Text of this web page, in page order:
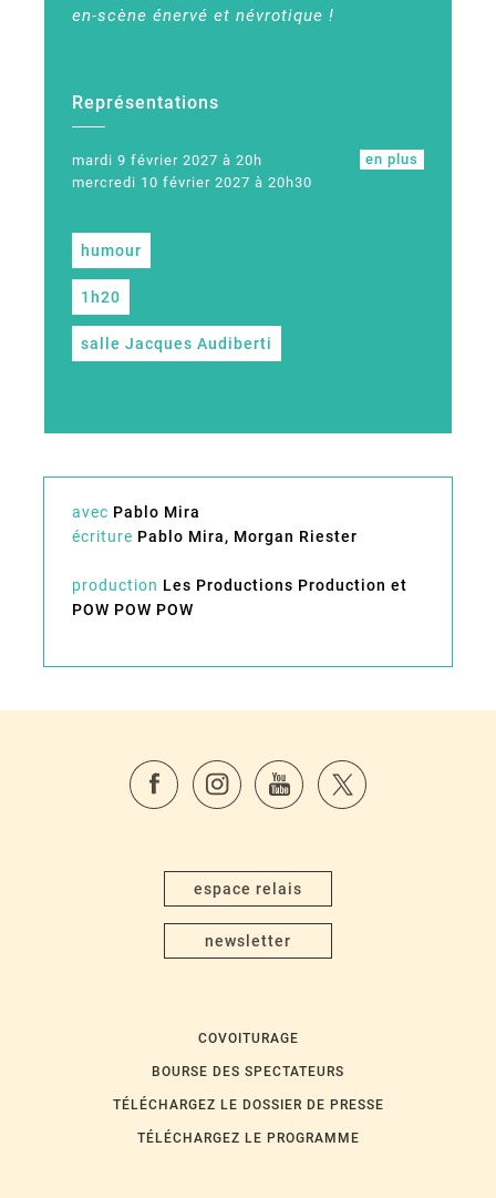
en-scène énervé et névrotique !
Représentations
mardi 9 février 2027 à 20h
en plus
mercredi 10 février 2027 à 20h30
humour
1h20
salle Jacques Audiberti
avec Pablo Mira
écriture Pablo Mira, Morgan Riester
production Les Productions Production et
POW POW POW
espace relais
newsletter
COVOITURAGE
BOURSE DES SPECTATEURS
TÉLÉCHARGEZ LE DOSSIER DE PRESSE
TÉLÉCHARGEZ LE PROGRAMME